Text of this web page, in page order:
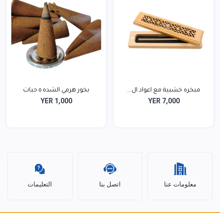
مبخره خشبية مع اعواد ال...
YER 7,000
بخور هرمي الشده ٥ حبات
YER 1,000
معلومات عنا اتصل بنا التعليمات